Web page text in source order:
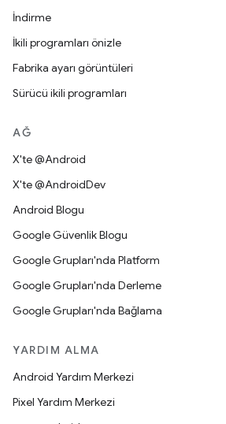
İndirme
İkili programları önizle
Fabrika ayarı görüntüleri
Sürücü ikili programları
AĞ
X'te @Android
X'te @AndroidDev
Android Blogu
Google Güvenlik Blogu
Google Grupları'nda Platform
Google Grupları'nda Derleme
Google Grupları'nda Bağlama
YARDIM ALMA
Android Yardım Merkezi
Pixel Yardım Merkezi